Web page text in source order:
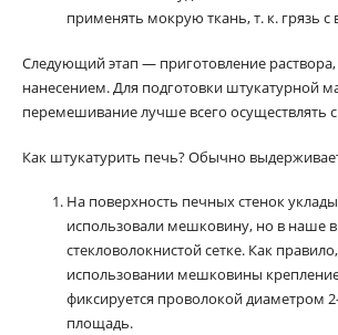
применять мокрую ткань, т. к. грязь
Следующий этап — приготовление
нанесением. Для подготовки штукатурной
перемешивание лучше всего
Как штукатурить печь? Обычно
На поверхность печных стенок
использовали мешковину, но в наше
стекловолокнистой сетке. Как
использовании мешковины
фиксируется проволокой
площадь.